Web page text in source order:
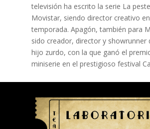
televisión ha escrito la serie La
Movistar, siendo director creativo
temporada. Apagón, también para
sido creador, director y showrunner
hijo zurdo, con la que ganó el
miniserie en el prestigioso festival